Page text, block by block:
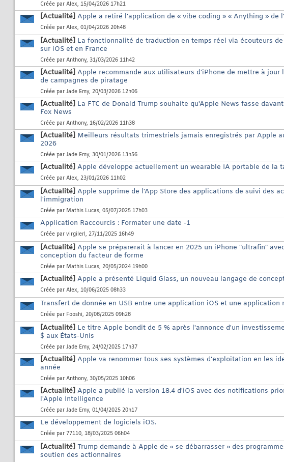
Créée par Alex, 15/04/2026 17h21
[Actualité] Apple a retiré l'application de « vibe coding » « Anything » de
Créée par Alex, 01/04/2026 20h48
[Actualité] La fonctionnalité de traduction en temps réel via écouteurs
sur iOS et en France
Créée par Anthony, 31/03/2026 11h42
[Actualité] Apple recommande aux utilisateurs d'iPhone de mettre à jour
de campagnes de piratage
Créée par Jade Emy, 20/03/2026 12h06
[Actualité] La FTC de Donald Trump souhaite qu'Apple News fasse
Fox News
Créée par Anthony, 16/02/2026 11h38
[Actualité] Meilleurs résultats trimestriels jamais enregistrés par Apple
2026
Créée par Jade Emy, 30/01/2026 13h56
[Actualité] Apple développe actuellement un wearable IA portable de la
Créée par Alex, 23/01/2026 11h02
[Actualité] Apple supprime de l'App Store des applications de suivi des
l'immigration
Créée par Mathis Lucas, 05/07/2025 17h03
Application Raccourcis : Formater une date -1
Créée par virgilerl, 27/11/2025 16h49
[Actualité] Apple se préparerait à lancer en 2025 un iPhone "ultrafin"
conception du facteur de forme
Créée par Mathis Lucas, 20/05/2024 19h00
[Actualité] Apple a présenté Liquid Glass, un nouveau langage de
Créée par Alex, 10/06/2025 08h33
Transfert de donnée en USB entre une application iOS et une application
Créée par Fooshi, 20/08/2025 09h28
[Actualité] Le titre Apple bondit de 5 % après l'annonce d'un
$ aux États-Unis
Créée par Jade Emy, 24/02/2025 17h37
[Actualité] Apple va renommer tous ses systèmes d'exploitation en les
année
Créée par Anthony, 30/05/2025 10h06
[Actualité] Apple a publié la version 18.4 d'iOS avec des notifications
l'Apple Intelligence
Créée par Jade Emy, 01/04/2025 20h17
Le développement de logiciels iOS.
Créée par 77110, 18/03/2025 06h04
[Actualité] Trump demande à Apple de « se débarrasser » des
soutien des actionnaires